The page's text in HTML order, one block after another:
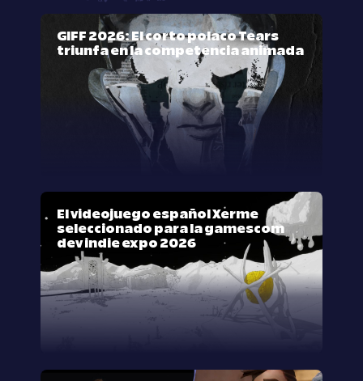
GIFF 2026: El corto polaco Tears
triunfa en la competencia animada
El videojuego español Xerme
seleccionado para la gamescom
dev indie expo 2026